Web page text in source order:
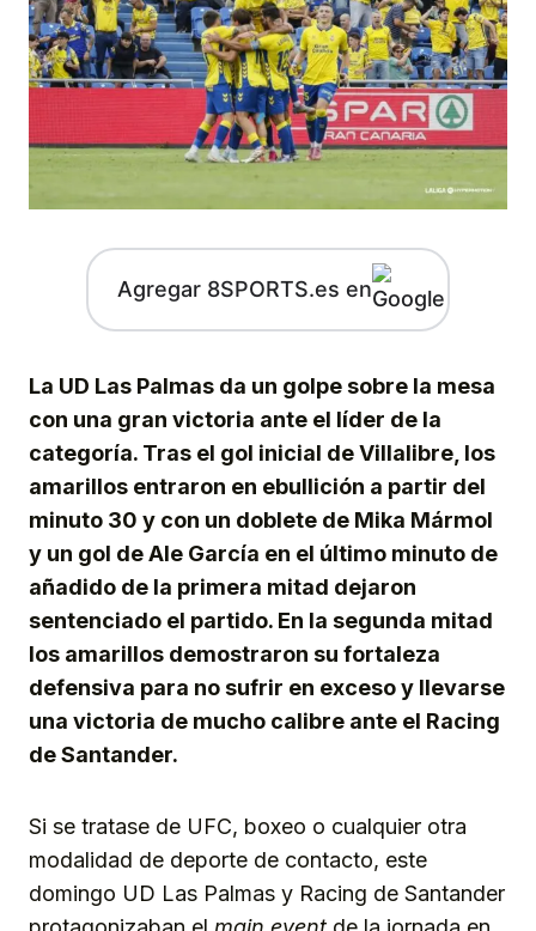
Agregar 8SPORTS.es en
La UD Las Palmas da un golpe sobre la mesa
con una gran victoria ante el líder de la
categoría. Tras el gol inicial de Villalibre, los
amarillos entraron en ebullición a partir del
minuto 30 y con un doblete de Mika Mármol
y un gol de Ale García en el último minuto de
añadido de la primera mitad dejaron
sentenciado el partido. En la segunda mitad
los amarillos demostraron su fortaleza
defensiva para no sufrir en exceso y llevarse
una victoria de mucho calibre ante el Racing
de Santander.
Si se tratase de UFC, boxeo o cualquier otra
modalidad de deporte de contacto, este
domingo UD Las Palmas y Racing de Santander